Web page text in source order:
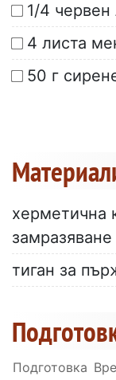
1/4
4 листа
50 г
херметична
замразяване
тиган за
Подготовка